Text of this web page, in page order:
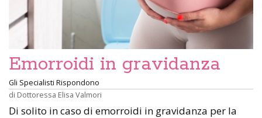
Emorroidi in gravidanza
Gli Specialisti Rispondono
di Dottoressa Elisa Valmori
Di solito in caso di emorroidi in gravidanza per la